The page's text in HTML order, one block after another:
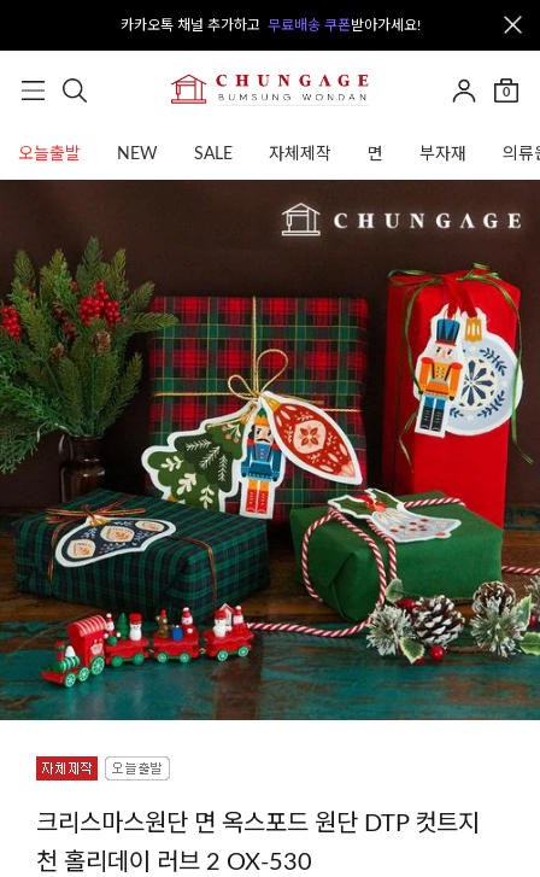
카카오톡 채널 추가하고 무료배송 쿠폰받아가세요!
0
오늘출발 NEW SALE 자체제작 면 부자재 의류
크리스마스원단 면 옥스포드 원단 DTP 컷트지
천 홀리데이 러브 2 OX-530